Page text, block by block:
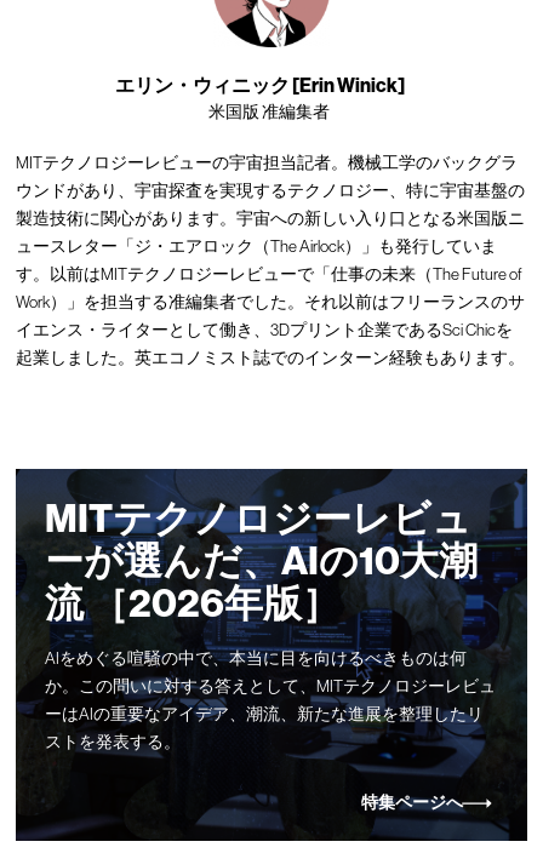
エリン・ウィニック [Erin Winick]
米国版 准編集者
MITテクノロジーレビューの宇宙担当記者。機械工学のバックグラ
ウンドがあり、宇宙探査を実現するテクノロジー、特に宇宙基盤の
製造技術に関心があります。宇宙への新しい入り口となる米国版ニ
ュースレター「ジ・エアロック（The Airlock）」も発行していま
す。以前はMITテクノロジーレビューで「仕事の未来（The Future of
Work）」を担当する准編集者でした。それ以前はフリーランスのサ
イエンス・ライターとして働き、3Dプリント企業であるSci Chicを
起業しました。英エコノミスト誌でのインターン経験もあります。
MITテクノロジーレビュ
ーが選んだ、AIの10大潮
流 ［2026年版］
AIをめぐる喧騒の中で、本当に目を向けるべきものは何
か。この問いに対する答えとして、MITテクノロジーレビュ
ーはAIの重要なアイデア、潮流、新たな進展を整理したリ
ストを発表する。
特集ページへ